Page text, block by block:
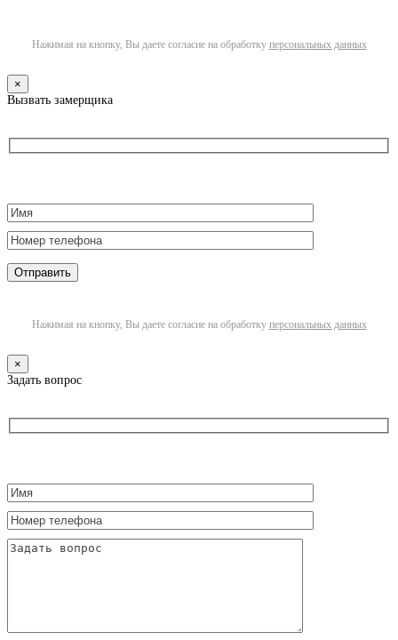
Нажимая на кнопку, Вы даете согласие на обработку персональных данных
×
Вызвать замерщика
Нажимая на кнопку, Вы даете согласие на обработку персональных данных
×
Задать вопрос